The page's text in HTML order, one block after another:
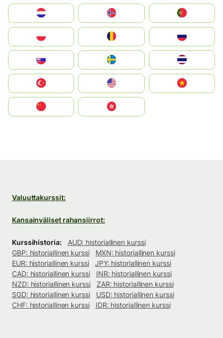
United States
中國香港特別行政區
Valuuttakurssit:
Kansainväliset rahansiirrot:
Kurssihistoria:
AUD: historiallinen kurssi
GBP: historiallinen kurssi
MXN: historiallinen kurssi
EUR: historiallinen kurssi
JPY: historiallinen kurssi
CAD: historiallinen kurssi
INR: historiallinen kurssi
NZD: historiallinen kurssi
ZAR: historiallinen kurssi
SGD: historiallinen kurssi
USD: historiallinen kurssi
CHF: historiallinen kurssi
IDR: historiallinen kurssi